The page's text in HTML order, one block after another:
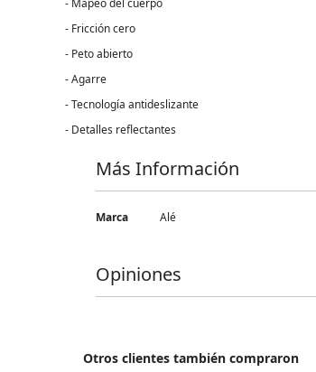
- Mapeo del cuerpo
- Fricción cero
- Peto abierto
- Agarre
- Tecnología antideslizante
- Detalles reflectantes
Más Información
Más
Marca Alé
Opiniones
Otros clientes también compraron